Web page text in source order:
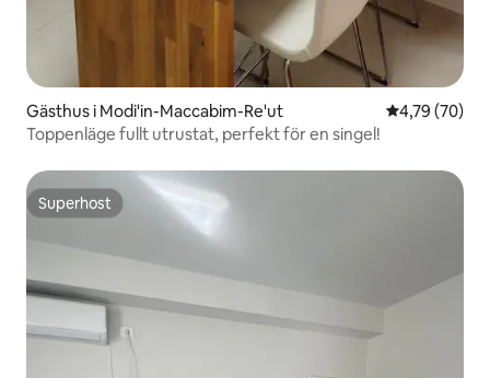
Gästhus i Modi'in-Maccabim-Re'ut 4,79 av 5 i
4,79 (70)
Toppenläge fullt utrustat, perfekt för en singel!
Superhost
Superhost